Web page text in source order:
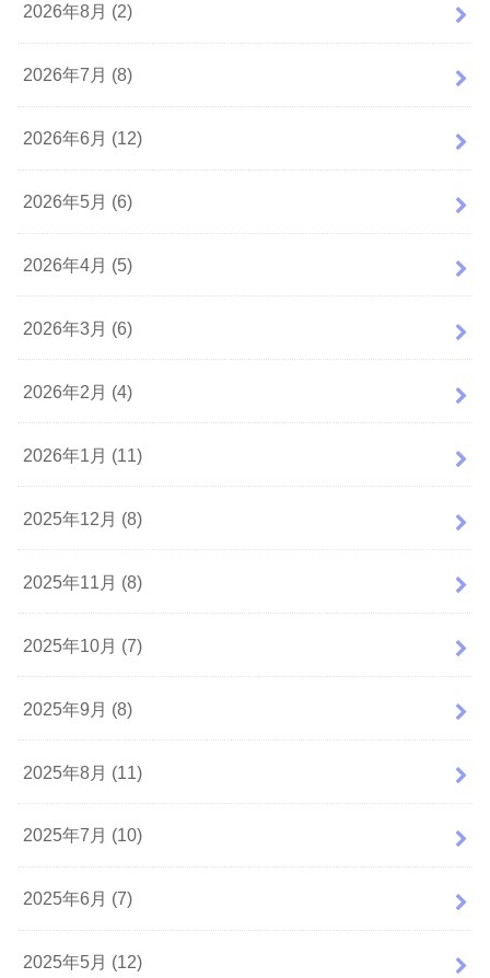
2026年8月 (2)
2026年7月 (8)
2026年6月 (12)
2026年5月 (6)
2026年4月 (5)
2026年3月 (6)
2026年2月 (4)
2026年1月 (11)
2025年12月 (8)
2025年11月 (8)
2025年10月 (7)
2025年9月 (8)
2025年8月 (11)
2025年7月 (10)
2025年6月 (7)
2025年5月 (12)